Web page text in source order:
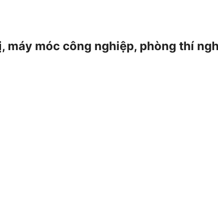
máy móc công nghiệp, phòng thí